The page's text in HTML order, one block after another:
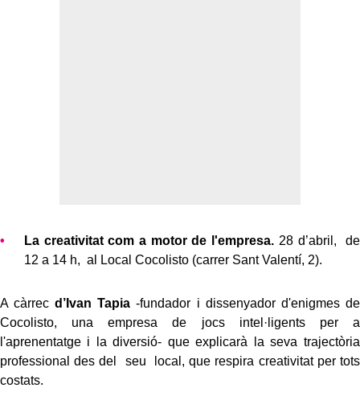
La creativitat com a motor de l'empresa. 28 d’abril, de
12 a 14 h, al Local Cocolisto (carrer Sant Valentí, 2).
A càrrecd’Ivan Tapia -fundador i dissenyador d'enigmes de
Cocolisto, una empresa de jocs intel·ligents per a
l'aprenentatge i la diversió- que explicarà la seva trajectòria
professional des del seu local, que respira creativitat per tots
costats.